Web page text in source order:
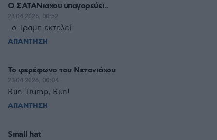
Ο ΣΑΤΑΝιαχου υπαγορεύει..
23.04.2026, 00:52
..ο Τραμπ εκτελεί
ΑΠΑΝΤΗΣΗ
Το φερέφωνο του Νετανιάχου
23.04.2026, 00:04
Run Trump, Run!
ΑΠΑΝΤΗΣΗ
Small hat